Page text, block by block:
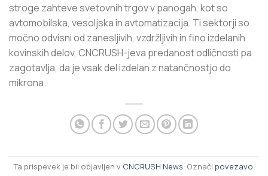
stroge zahteve svetovnih trgov v panogah, kot so
avtomobilska, vesoljska in avtomatizacija. Ti sektorji so
močno odvisni od zanesljivih, vzdržljivih in fino izdelanih
kovinskih delov, CNCRUSH-jeva predanost odličnosti pa
zagotavlja, da je vsak del izdelan z natančnostjo do
mikrona.
Ta prispevek je bil objavljen v CNCRUSH News. Označi povezavo.